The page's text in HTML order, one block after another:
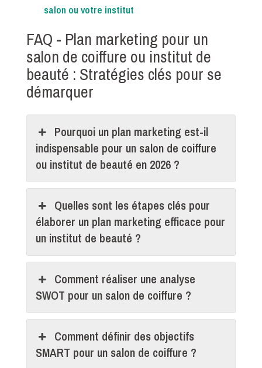
salon ou votre institut
FAQ - Plan marketing pour un
salon de coiffure ou institut de
beauté : Stratégies clés pour se
démarquer
Pourquoi un plan marketing est-il
indispensable pour un salon de coiffure
ou institut de beauté en 2026 ?
Quelles sont les étapes clés pour
élaborer un plan marketing efficace pour
un institut de beauté ?
Comment réaliser une analyse
SWOT pour un salon de coiffure ?
Comment définir des objectifs
SMART pour un salon de coiffure ?